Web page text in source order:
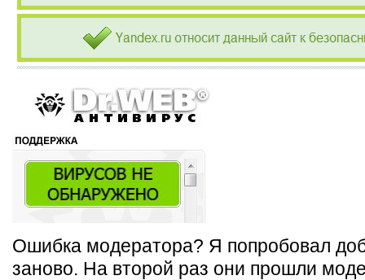
Ошибка модератора? Я попробовал
заново. На второй раз они прошли